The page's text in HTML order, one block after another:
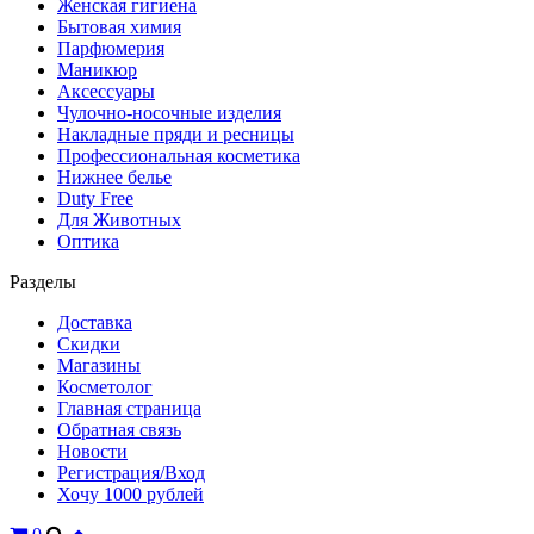
Женская гигиена
Бытовая химия
Парфюмерия
Маникюр
Аксессуары
Чулочно-носочные изделия
Накладные пряди и ресницы
Профессиональная косметика
Нижнее белье
Duty Free
Для Животных
Оптика
Разделы
Доставка
Скидки
Магазины
Косметолог
Главная страница
Обратная связь
Новости
Регистрация/Вход
Хочу 1000 рублей